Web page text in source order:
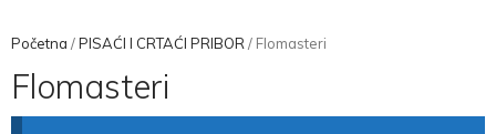
Početna /PISAĆI I CRTAĆI PRIBOR / Flomasteri
Flomasteri